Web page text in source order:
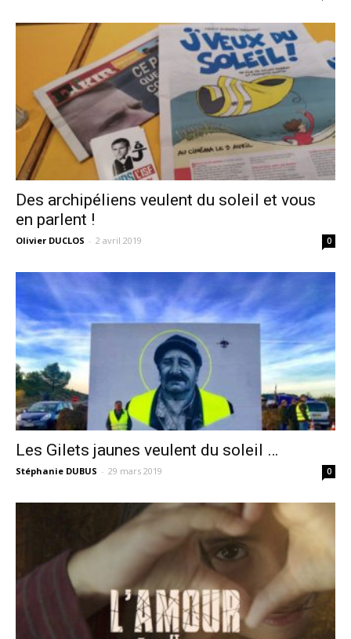
Des archipéliens veulent du soleil et vous
en parlent !
Olivier DUCLOS - 2 avril 2019 0
Les Gilets jaunes veulent du soleil …
Stéphanie DUBUS - 29 mars 2019 0